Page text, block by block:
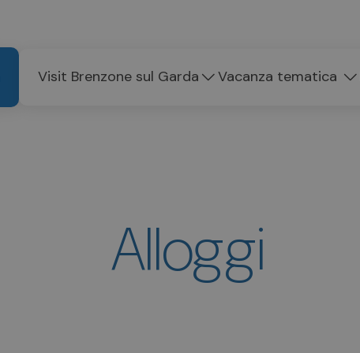
Visit Brenzone sul Garda Vacanza tematica
Alloggi